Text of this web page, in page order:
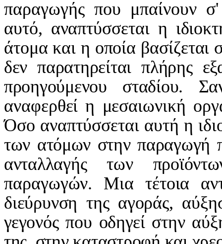
παραγωγής που μπαίνουν
αυτό, αναπτύσσεται η
άτομα και η οποία βασίζεται
δεν παρατηρείται πλήρης
προηγούμενου σταδίου.
αναφερθεί η μεσαιωνική
Όσο αναπτύσσεται αυτή η
των ατόμων στην παραγωγή
ανταλλαγής των
παραγωγών. Μια τέτοια
διεύρυνση της αγοράς,
γεγονός που οδηγεί στην